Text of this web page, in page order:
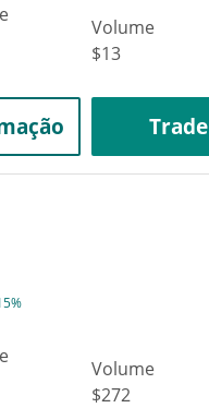
Volume
$13
Trade
Volume
$272